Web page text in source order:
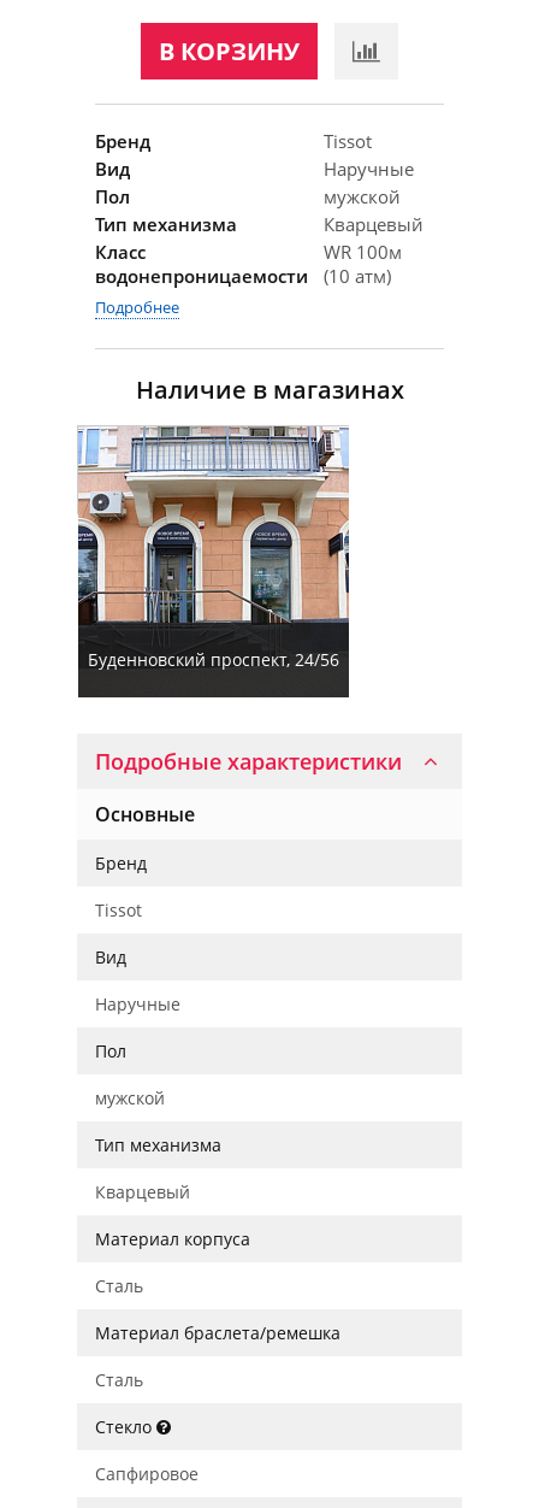
В КОРЗИНУ
Бренд
Tissot
Вид
Наручные
Пол
мужской
Тип механизма
Кварцевый
Класс
водонепроницаемости
WR 100м
(10 атм)
Подробнее
Наличие в магазинах
Буденновский проспект, 24/56
Подробные характеристики
Основные
Бренд
Tissot
Вид
Наручные
Пол
мужской
Тип механизма
Кварцевый
Материал корпуса
Сталь
Материал браслета/ремешка
Сталь
Стекло
Сапфировое